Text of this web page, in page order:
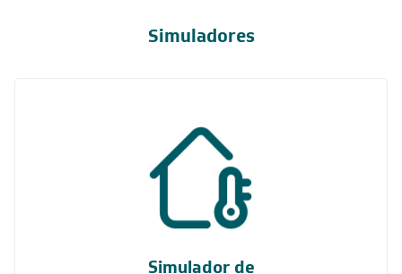
Simuladores
Simulador de